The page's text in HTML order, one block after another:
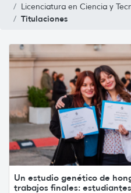
Licenciatura en Ciencia y
Titulaciones
Un estudio genético de
trabajos finales: